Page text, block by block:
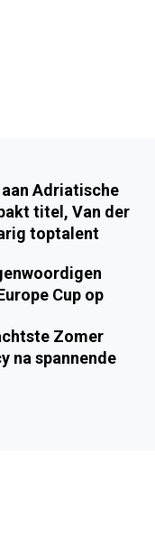
Adriatische
titel, Van der
toptalent
Cup op
Zomer
na spannende